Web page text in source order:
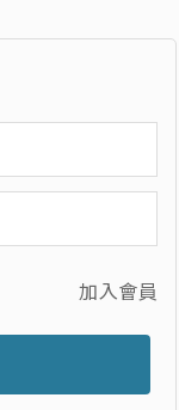
加入會員